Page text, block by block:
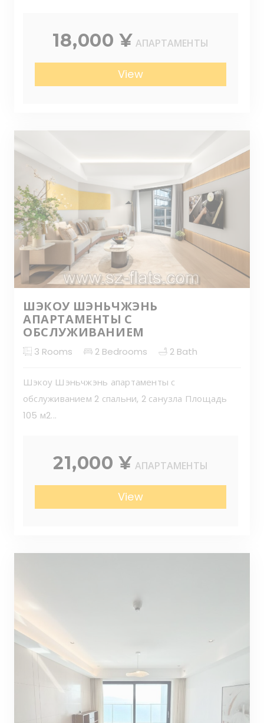
18,000 ¥ АПАРТАМЕНТЫ
View
ШЭКОУ ШЭНЬЧЖЭНЬ
АПАРТАМЕНТЫ С
ОБСЛУЖИВАНИЕМ
3 Rooms 2 Bedrooms 2 Bath
Шэкоу Шэньчжэнь апартаменты с
обслуживанием 2 спальни, 2 санузла Площадь
105 м2...
21,000 ¥ АПАРТАМЕНТЫ
View